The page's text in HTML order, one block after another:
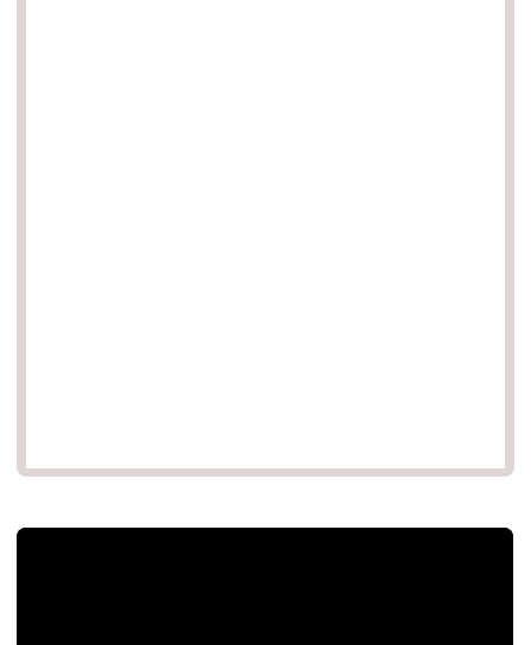
官方Youtube影片